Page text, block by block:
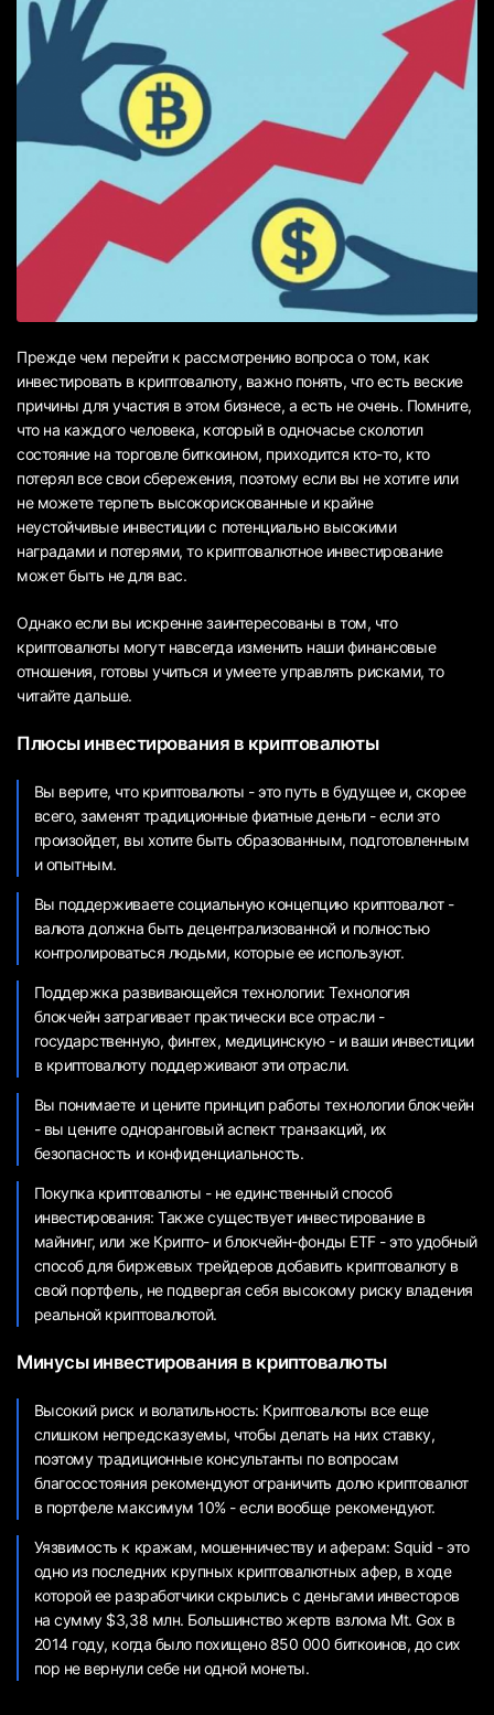
Прежде чем перейти к рассмотрению вопроса о том, как
инвестировать в криптовалюту, важно понять, что есть веские
причины для участия в этом бизнесе, а есть не очень. Помните,
что на каждого человека, который в одночасье сколотил
состояние на торговле биткоином, приходится кто-то, кто
потерял все свои сбережения, поэтому если вы не хотите или
не можете терпеть высокорискованные и крайне
неустойчивые инвестиции с потенциально высокими
наградами и потерями, то криптовалютное инвестирование
может быть не для вас.
Однако если вы искренне заинтересованы в том, что
криптовалюты могут навсегда изменить наши финансовые
отношения, готовы учиться и умеете управлять рисками, то
читайте дальше.
Плюсы инвестирования в криптовалюты
Вы верите, что криптовалюты - это путь в будущее и, скорее
всего, заменят традиционные фиатные деньги - если это
произойдет, вы хотите быть образованным, подготовленным
и опытным.
Вы поддерживаете социальную концепцию криптовалют -
валюта должна быть децентрализованной и полностью
контролироваться людьми, которые ее используют.
Поддержка развивающейся технологии: Технология
блокчейн затрагивает практически все отрасли -
государственную, финтех, медицинскую - и ваши инвестиции
в криптовалюту поддерживают эти отрасли.
Вы понимаете и цените принцип работы технологии блокчейн
- вы цените одноранговый аспект транзакций, их
безопасность и конфиденциальность.
Покупка криптовалюты - не единственный способ
инвестирования: Также существует инвестирование в
майнинг, или же Крипто- и блокчейн-фонды ETF - это удобный
способ для биржевых трейдеров добавить криптовалюту в
свой портфель, не подвергая себя высокому риску владения
реальной криптовалютой.
Минусы инвестирования в криптовалюты
Высокий риск и волатильность: Криптовалюты все еще
слишком непредсказуемы, чтобы делать на них ставку,
поэтому традиционные консультанты по вопросам
благосостояния рекомендуют ограничить долю криптовалют
в портфеле максимум 10% - если вообще рекомендуют.
Уязвимость к кражам, мошенничеству и аферам: Squid - это
одно из последних крупных криптовалютных афер, в ходе
которой ее разработчики скрылись с деньгами инвесторов
на сумму $3,38 млн. Большинство жертв взлома Mt. Gox в
2014 году, когда было похищено 850 000 биткоинов, до сих
пор не вернули себе ни одной монеты.